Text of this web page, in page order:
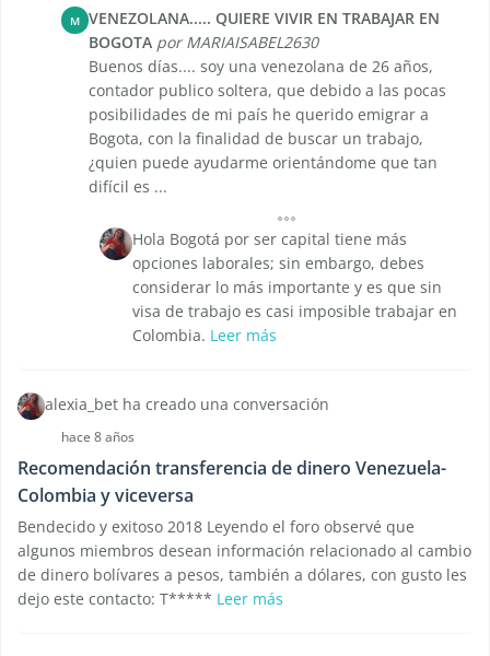
M VENEZOLANA..... QUIERE VIVIR EN TRABAJAR EN
BOGOTA por MARIAISABEL2630
Buenos días.... soy una venezolana de 26 años,
contador publico soltera, que debido a las pocas
posibilidades de mi país he querido emigrar a
Bogota, con la finalidad de buscar un trabajo,
¿quien puede ayudarme orientándome que tan
difícil es ...
Hola Bogotá por ser capital tiene más
opciones laborales; sin embargo, debes
considerar lo más importante y es que sin
visa de trabajo es casi imposible trabajar en
Colombia. Leer más
alexia_bet ha creado una conversación
hace 8 años
Recomendación transferencia de dinero Venezuela-
Colombia y viceversa
Bendecido y exitoso 2018 Leyendo el foro observé que
algunos miembros desean información relacionado al cambio
de dinero bolívares a pesos, también a dólares, con gusto les
dejo este contacto: T***** Leer más